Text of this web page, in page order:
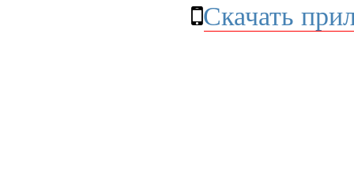
Скачать